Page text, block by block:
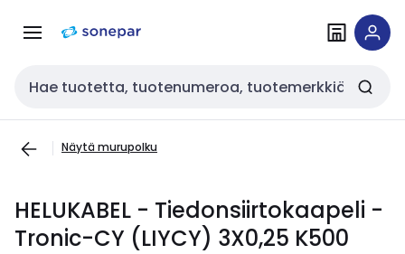
navigointiinsisältöön
Haku
Näytä murupolku
HELUKABEL - Tiedonsiirtokaapeli -
Tronic-CY (LIYCY) 3X0,25 K500